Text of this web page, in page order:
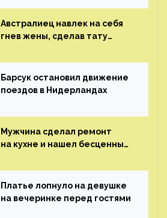
Австралиец навлек на себя
гнев жены, сделав тату
Барсук остановил движение
поездов в Нидерландах
Мужчина сделал ремонт
на кухне и нашел бесценные
Платье лопнуло на девушке
на вечеринке перед гостями